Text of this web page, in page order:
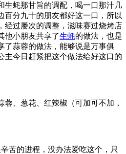
生蚝那甘旨的调配，喝一口那汁几
百分九十的朋友都好这一口，所以
经过屡次的调整，滋味赛过烧烤店
他小朋友共享了生蚝的做法，也是
了蒜蓉的做法，能够说是万事俱
主今日赶紧把这个做法给好这口的
蓉、葱花、红辣椒（可加可不加，
苦的进程，没办法爱吃这个，只